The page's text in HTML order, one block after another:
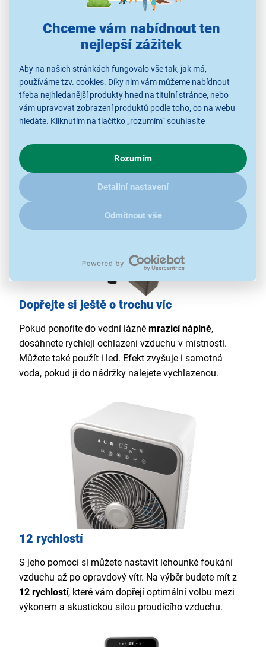
Chceme vám nabídnout ten
nejlepší zážitek
Aby na našich stránkách fungovalo vše tak, jak má,
používáme tzv. cookies. Díky nim vám můžeme nabídnout
třeba nejhledanější produkty hned na titulní stránce, nebo
vám upravovat zobrazení produktů podle toho, co na webu
hledáte. Kliknutím na tlačítko „rozumím“ souhlasíte
chování na webu pro zobrazení cílených reklam. Pokud vás
zajímají detaily, jak u nás s cookies a dalšími údaji pracujeme,
kliknětesem.
Rozumím
Detailní nastavení
Odmítnout vše
Dejte sbohem neduhům horkých letních
SochlazovačemSencor SFN 6014GY si dopřejete
nejen osvěžení vzduchu, nabídne také pomoc s příliš
suchým vzduchem v místnosti. Ochlazuje pomocí
vodní lázně, kdy ventilátor prohání vzduch5litrovou
nádržkou. Vzduch je tedy očištěn od nečistot, je také
Dopřejte si ještě o trochu víc
Pokud ponoříte do vodní lázně mrazicí náplně,
dosáhnete rychleji ochlazení vzduchu v místnosti.
Můžete také použít i led. Efekt zvyšuje i samotná
voda, pokud ji do nádržky nalejete vychlazenou.
12 rychlostí
S jeho pomocí si můžete nastavit lehounké foukání
vzduchu až po opravdový vítr. Na výběr budete mít z
12 rychlostí, které vám dopřejí optimální volbu mezi
výkonem a akustickou silou proudícího vzduchu.